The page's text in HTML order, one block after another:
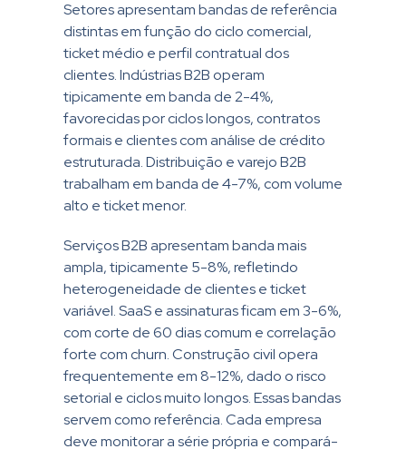
Setores apresentam bandas de referência
distintas em função do ciclo comercial,
ticket médio e perfil contratual dos
clientes. Indústrias B2B operam
tipicamente em banda de 2-4%,
favorecidas por ciclos longos, contratos
formais e clientes com análise de crédito
estruturada. Distribuição e varejo B2B
trabalham em banda de 4-7%, com volume
alto e ticket menor.
Serviços B2B apresentam banda mais
ampla, tipicamente 5-8%, refletindo
heterogeneidade de clientes e ticket
variável. SaaS e assinaturas ficam em 3-6%,
com corte de 60 dias comum e correlação
forte com churn. Construção civil opera
frequentemente em 8-12%, dado o risco
setorial e ciclos muito longos. Essas bandas
servem como referência. Cada empresa
deve monitorar a série própria e compará-